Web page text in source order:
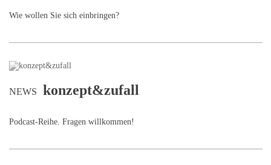
Wie wollen Sie sich einbringen?
NEWS konzept&zufall
Podcast-Reihe. Fragen willkommen!